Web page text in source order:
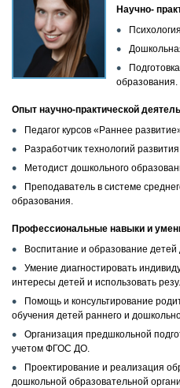
ВОПРОСЫ И ОТВЕТЫ
ОБРАЗЦЫ ВЫДАВАЕМЫХ
ОТЗЫВЫ
СТОИМОСТЬ
КОНТАКТЫ
Научно-
образования.
Опыт научно-практической
Педагог курсов «Раннее
Разработчик технологий
Методист дошкольного
Преподаватель в системе
образования.
Профессиональные навыки и
Воспитание и образование детей
Умение диагностировать
интересы детей и использовать
Помощь и консультирование
обучения детей раннего и
Организация предшкольной
учетом ФГОС ДО.
Проектирование и реализация
дошкольной образовательной